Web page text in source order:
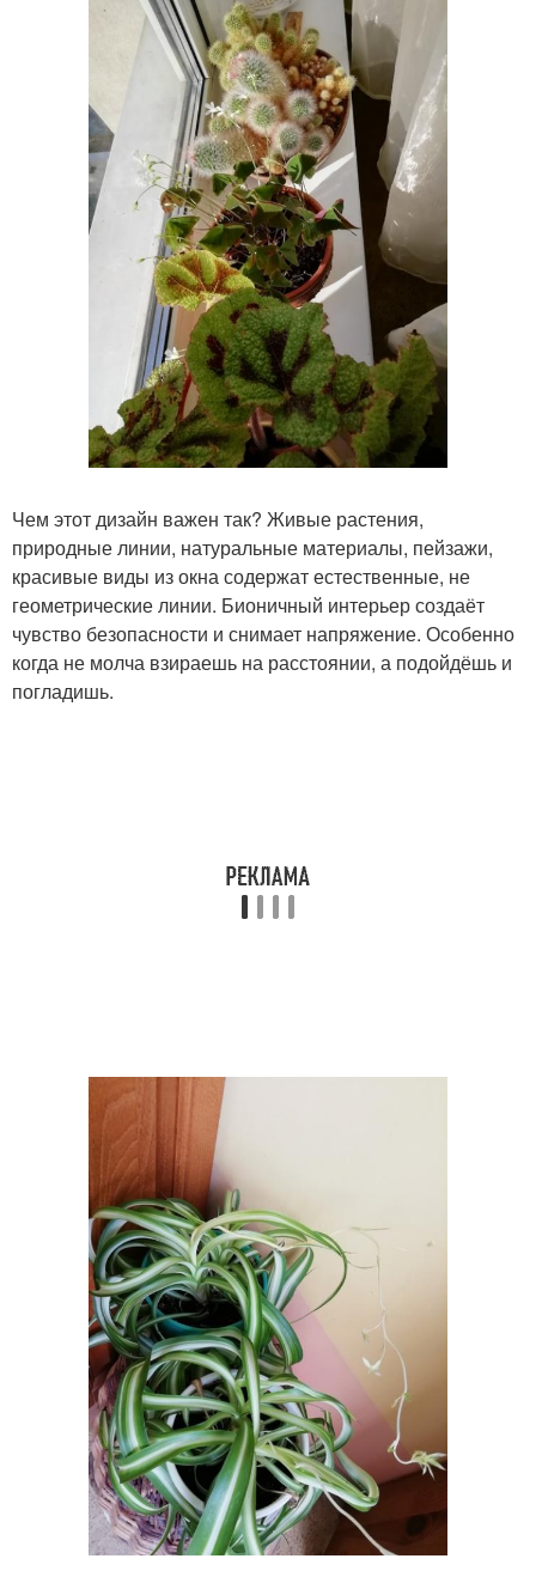
Чем этот дизайн важен так? Живые растения,
природные линии, натуральные материалы, пейзажи,
красивые виды из окна содержат естественные, не
геометрические линии. Бионичный интерьер создаёт
чувство безопасности и снимает напряжение. Особенно
когда не молча взираешь на расстоянии, а подойдёшь и
погладишь.